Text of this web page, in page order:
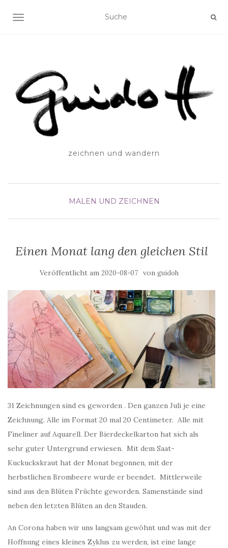
SCHALTE NAVIGATION
zeichnen und wandern
MALEN UND ZEICHNEN
Einen Monat lang den gleichen Stil
Veröffentlicht am 2020-08-07 von guidoh
31 Zeichnungen sind es geworden . Den ganzen Juli je eine
Zeichnung. Alle im Format 20 mal 20 Centimeter. Alle mit
Fineliner auf Aquarell. Der Bierdeckelkarton hat sich als
sehr guter Untergrund erwiesen. Mit dem Saat-
Kuckuckskraut hat der Monat begonnen, mit der
herbstlichen Brombeere wurde er beendet. Mittlerweile
sind aus den Blüten Früchte geworden. Samenstände sind
neben den letzten Blüten an den Stauden.
An Corona haben wir uns langsam gewöhnt und was mit der
Hoffnung eines kleines Zyklus zu werden, ist eine lange